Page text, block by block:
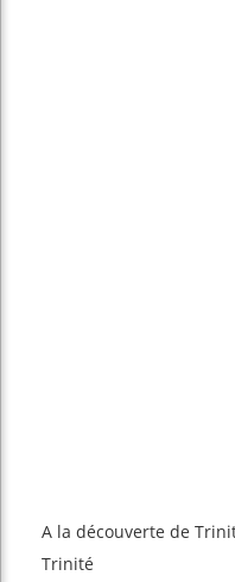
A la découverte de
Trinité